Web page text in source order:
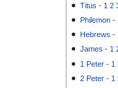
Titus - 1 2
Philemon -
Hebrews -
James -1
1 Peter - 1
2 Peter - 1